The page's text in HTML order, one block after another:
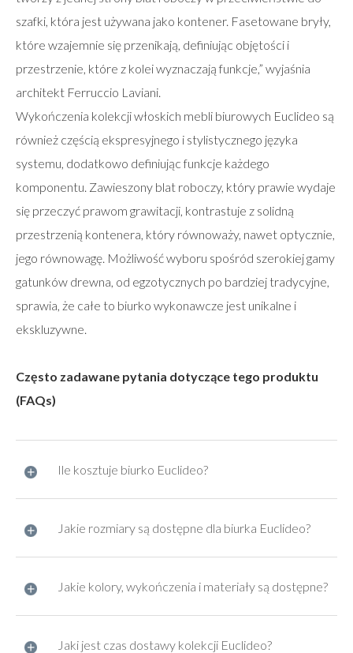
szafki, która jest używana jako kontener. Fasetowane bryły,
które wzajemnie się przenikają, definiując objętości i
przestrzenie, które z kolei wyznaczają funkcje,” wyjaśnia
architekt Ferruccio Laviani.
Wykończenia kolekcji włoskich mebli biurowych Euclideo są
również częścią ekspresyjnego i stylistycznego języka
systemu, dodatkowo definiując funkcje każdego
komponentu. Zawieszony blat roboczy, który prawie wydaje
się przeczyć prawom grawitacji, kontrastuje z solidną
przestrzenią kontenera, który równoważy, nawet optycznie,
jego równowagę. Możliwość wyboru spośród szerokiej gamy
gatunków drewna, od egzotycznych po bardziej tradycyjne,
sprawia, że całe to biurko wykonawcze jest unikalne i
ekskluzywne.
Często zadawane pytania dotyczące tego produktu
(FAQs)
Ile kosztuje biurko Euclideo?
Jakie rozmiary są dostępne dla biurka Euclideo?
Jakie kolory, wykończenia i materiały są dostępne?
Jaki jest czas dostawy kolekcji Euclideo?